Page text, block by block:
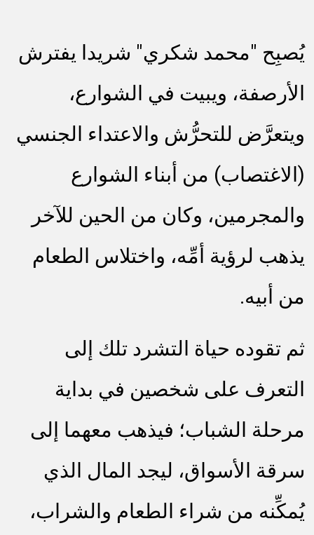
يُصبِح "محمد شكري" شريدا يفترش
الأرصفة، ويبيت في الشوارع،
ويتعرَّض للتحرُّش والاعتداء الجنسي
(الاغتصاب) من أبناء الشوارع
والمجرمين، وكان من الحين للآخر
يذهب لرؤية أمِّه، واختلاس الطعام
من أبيه.
ثم تقوده حياة التشرد تلك إلى
التعرف على شخصين في بداية
مرحلة الشباب؛ فيذهب معهما إلى
سرقة الأسواق، ليجد المال الذي
يُمكِّنه من شراء الطعام والشراب،